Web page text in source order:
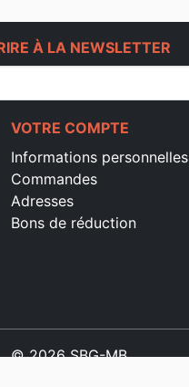
À LA NEWSLETTER
VOTRE COMPTE
Informations personnelles
Commandes
Adresses
Bons de réduction
© 2026 SBG-MB